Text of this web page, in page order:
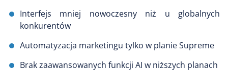
Interfejs mniej nowoczesny niż u globalnych
konkurentów
Automatyzacja marketingu tylko w planie Supreme
Brak zaawansowanych funkcji AI w niższych planach